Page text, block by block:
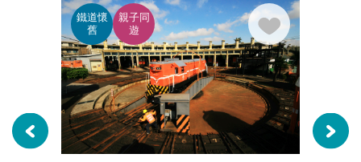
鐵道懷
舊
親子同
遊